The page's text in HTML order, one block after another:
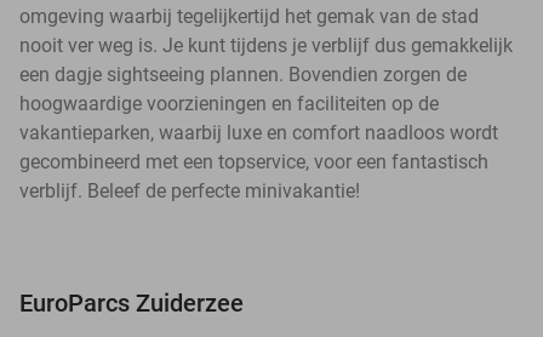
omgeving waarbij tegelijkertijd het gemak van de stad
nooit ver weg is. Je kunt tijdens je verblijf dus gemakkelijk
een dagje sightseeing plannen. Bovendien zorgen de
hoogwaardige voorzieningen en faciliteiten op de
vakantieparken, waarbij luxe en comfort naadloos wordt
gecombineerd met een topservice, voor een fantastisch
verblijf. Beleef de perfecte minivakantie!
EuroParcs Zuiderzee